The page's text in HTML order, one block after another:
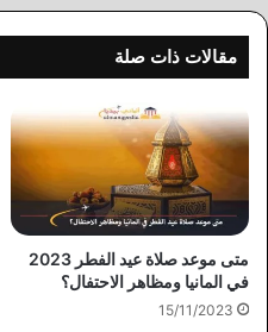
مقالات ذات صلة
متى موعد صلاة عيد الفطر 2023
في المانيا ومظاهر الاحتفال؟
15/11/2023